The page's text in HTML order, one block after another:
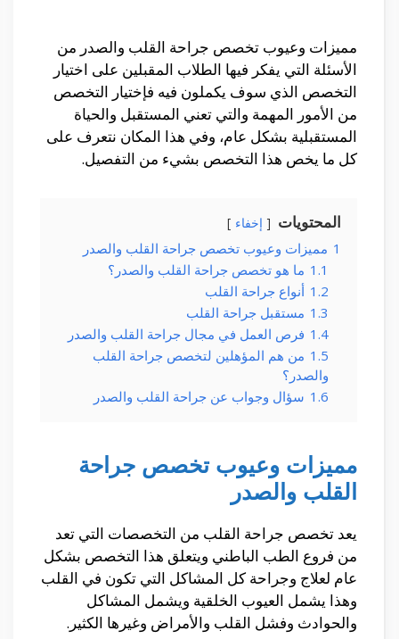
مميزات وعيوب تخصص جراحة القلب والصدر من
الأسئلة التي يفكر فيها الطلاب المقبلين على اختيار
التخصص الذي سوف يكملون فيه فإختيار التخصص
من الأمور المهمة والتي تعني المستقبل والحياة
المستقبلية بشكل عام، وفي هذا المكان نتعرف على
كل ما يخص هذا التخصص بشيء من التفصيل.
المحتويات إخفاء
1 مميزات وعيوب تخصص جراحة القلب والصدر
1.1 ما هو تخصص جراحة القلب والصدر؟
1.2 أنواع جراحة القلب
1.3 مستقبل جراحة القلب
1.4 فرص العمل في مجال جراحة القلب والصدر
1.5 من هم المؤهلين لتخصص جراحة القلب
والصدر؟
1.6 سؤال وجواب عن جراحة القلب والصدر
مميزات وعيوب تخصص جراحة
القلب والصدر
يعد تخصص جراحة القلب من التخصصات التي تعد
من فروع الطب الباطني ويتعلق هذا التخصص بشكل
عام لعلاج وجراحة كل المشاكل التي تكون في القلب
وهذا يشمل العيوب الخلقية ويشمل المشاكل
والحوادث وفشل القلب والأمراض وغيرها الكثير.